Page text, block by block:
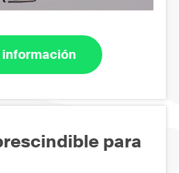
información
para